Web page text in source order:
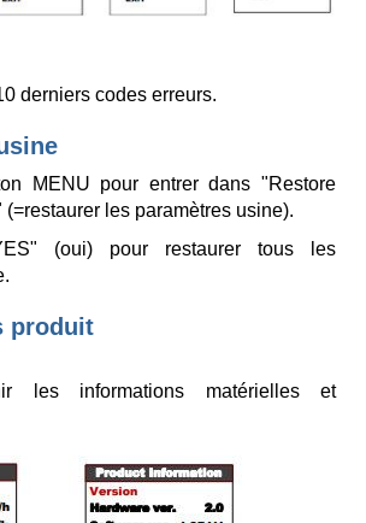
derniers codes erreurs.
MENU pour entrer dans "Restore
(=restaurer les paramètres usine).
(oui) pour restaurer tous les
produit
les informations matérielles et